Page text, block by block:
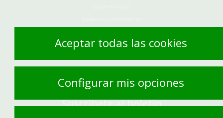
Aviso legal
Site by Kyxar
Suscríbete al boletín
Aceptar todas las cookies
Configurar mis opciones